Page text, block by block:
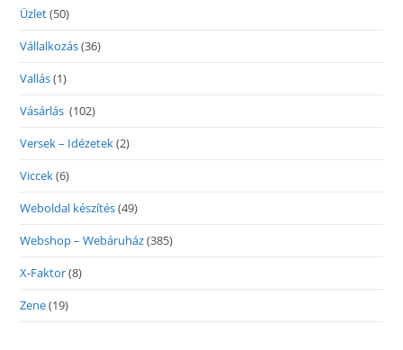
Üzlet(50)
Vállalkozás(36)
Vallás(1)
Vásárlás (102)
Versek – Idézetek(2)
Viccek(6)
Weboldal készítés(49)
Webshop – Webáruház(385)
X-Faktor(8)
Zene(19)